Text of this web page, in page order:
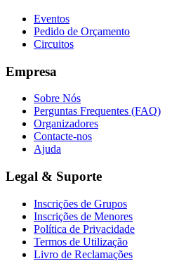
Eventos
Pedido de Orçamento
Circuitos
Empresa
Sobre Nós
Perguntas Frequentes (FAQ)
Organizadores
Contacte-nos
Ajuda
Legal & Suporte
Inscrições de Grupos
Inscrições de Menores
Política de Privacidade
Termos de Utilização
Livro de Reclamações